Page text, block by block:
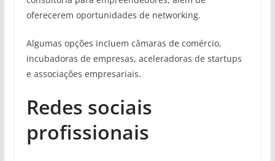
oferecerem oportunidades de networking.
Algumas opções incluem câmaras de comércio,
incubadoras de empresas, aceleradoras de startups
e associações empresariais.
Redes sociais
profissionais